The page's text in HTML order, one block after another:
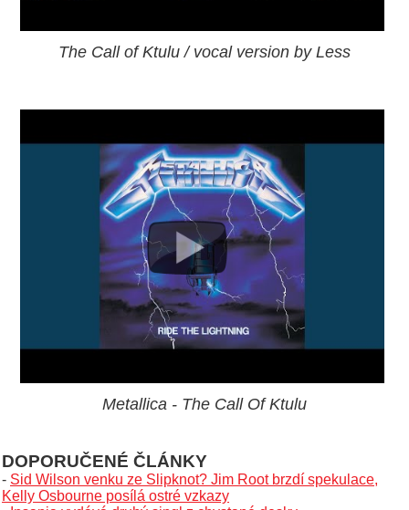
The Call of Ktulu / vocal version by Less
Metallica - The Call Of Ktulu
DOPORUČENÉ ČLÁNKY
- Sid Wilson venku ze Slipknot? Jim Root brzdí spekulace,
Kelly Osbourne posílá ostré vzkazy